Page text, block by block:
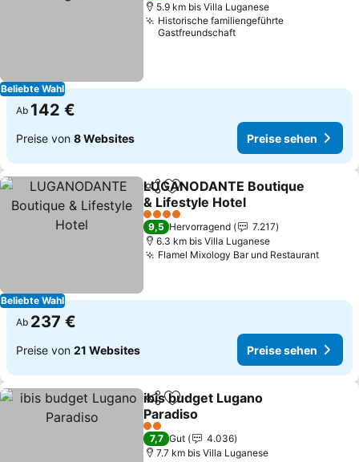
Beliebte Wahl
5.9 km bis Villa Luganese
Historische familiengeführte
Gastfreundschaft
Ab 142 €
Preise von 8 Websites Preise sehen
Beliebte Wahl
TeilenZu Favoriten hinzufügen
LUGANODANTE Boutique
& Lifestyle Hotel
Preise sehen
4 Sterne
9,5 Hervorragend
7.217
6.3 km bis Villa Luganese
Flamel Mixology Bar und RestaurantPreise
Ab 237 €
Preise von 21 Websites Preise sehen
TeilenZu Favoriten hinzufügen
ibis budget Lugano
Paradiso
Preise sehen
2 Sterne
7,7 Gut
4.036
7.7 km bis Villa Luganese